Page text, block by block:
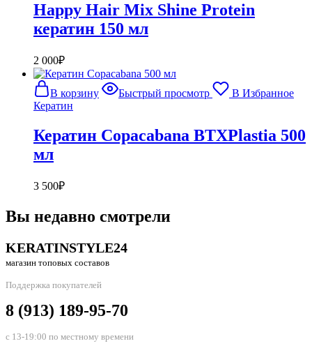
Happy Hair Mix Shine Protein
кератин 150 мл
2 000₽
В корзину Быстрый просмотр
В Избранное
Кератин
Кератин Copacabana BTXPlastia 500
мл
3 500₽
Вы недавно смотрели
KERATINSTYLE24
магазин топовых составов
Поддержка покупателей
8 (913) 189-95-70
с 13-19:00 по местному времени